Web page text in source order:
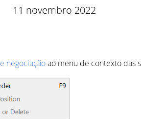
11 novembro 2022
negociaçãoao menu de contexto das